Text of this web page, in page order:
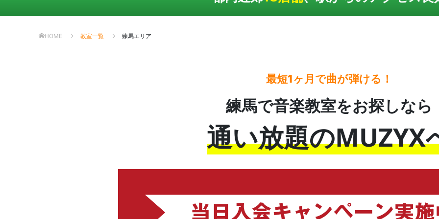
HOME 教室一覧 練馬エリア
最短1ヶ月で曲が弾ける！
練馬で音楽教室をお探しなら
通い放題のMUZYX